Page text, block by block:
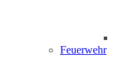
Feuerwehr